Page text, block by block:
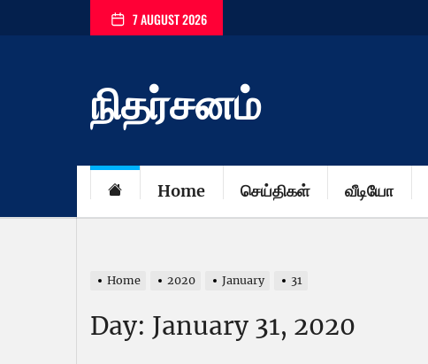
7 AUGUST 2026
நிதர்சனம்
Home செய்திகள் வீடியோ
Home 2020 January 31
Day: January 31, 2020